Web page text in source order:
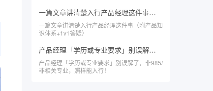
一篇文章讲清楚入行产品经理这件事（附产品知识体系+1v1答疑）
一篇文章讲清楚入行产品经理这件事（附产品知
识体系+1v1答疑）
产品经理「学历或专业要求」别误解了，非985/非相关专业，照样能入行！
产品经理「学历或专业要求」别误解了，非985/
非相关专业，照样能入行！